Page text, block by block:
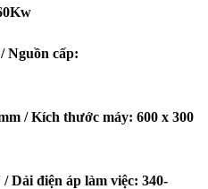
Nguồn cấp:
/ Kích thước máy: 600 x 300
Dải điện áp làm việc: 340-